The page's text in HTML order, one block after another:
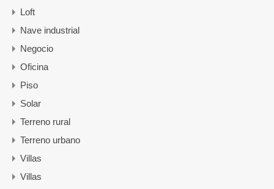
Loft
Nave industrial
Negocio
Oficina
Piso
Solar
Terreno rural
Terreno urbano
Villas
Villas